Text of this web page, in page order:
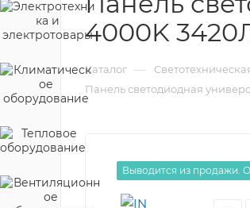
4000K
Каталог —
Панель светодиодная
Выводится из продажи.